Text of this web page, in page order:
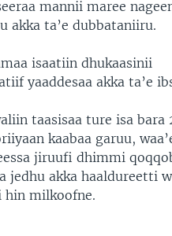
mannii maree
akka ta’e dubbataniiru.
isaatiin dhukaasinii
yaaddesaa akka ta’e
taasisaa ture isa bara
kaabaa garuu,
jiruufi dhimmi
jedhu akka haaldureetti
hin milkoofne.